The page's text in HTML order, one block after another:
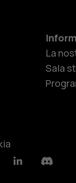
La
Sala
LinkedinDiscord